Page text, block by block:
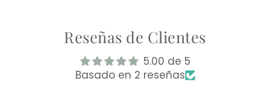
Reseñas de Clientes
5.00 de 5
Basado en 2 reseñas